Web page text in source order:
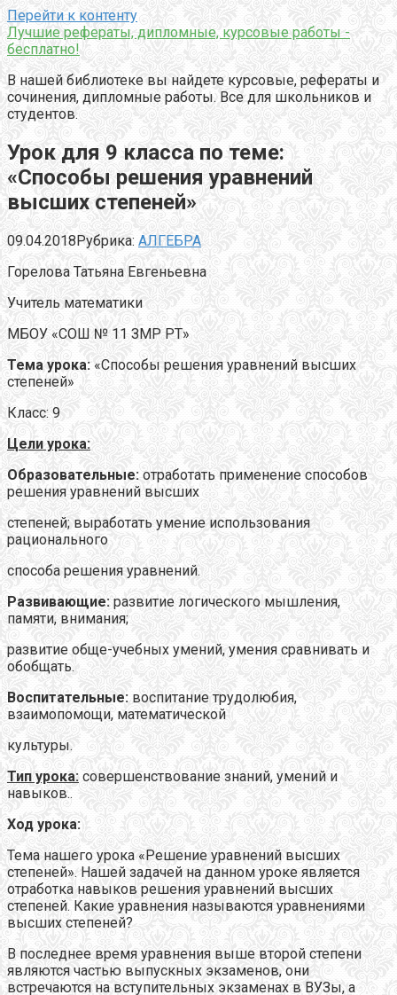
Перейти к контенту
Лучшие рефераты, дипломные, курсовые работы -
бесплатно!
В нашей библиотеке вы найдете курсовые, рефераты и
сочинения, дипломные работы. Все для школьников и
студентов.
Урок для 9 класса по теме:
«Способы решения уравнений
высших степеней»
09.04.2018Рубрика: АЛГЕБРА
Горелова Татьяна Евгеньевна
Учитель математики
МБОУ «СОШ № 11 ЗМР РТ»
Тема урока: «Способы решения уравнений высших
степеней»
Класс: 9
Цели урока:
Образовательные: отработать применение способов
решения уравнений высших
степеней; выработать умение использования
рационального
способа решения уравнений.
Развивающие: развитие логического мышления,
памяти, внимания;
развитие обще-учебных умений, умения сравнивать и
обобщать.
Воспитательные: воспитание трудолюбия,
взаимопомощи, математической
культуры.
Тип урока: совершенствование знаний, умений и
навыков..
Ход урока:
Тема нашего урока «Решение уравнений высших
степеней». Нашей задачей на данном уроке является
отработка навыков решения уравнений высших
степеней. Какие уравнения называются уравнениями
высших степеней?
В последнее время уравнения выше второй степени
являются частью выпускных экзаменов, они
встречаются на вступительных экзаменах в ВУЗы, а